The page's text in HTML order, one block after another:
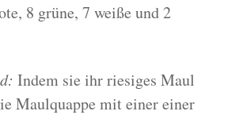
8 grüne, 7 weiße und 2
Indem sie ihr riesiges Maul
Maulquappe mit einer einer